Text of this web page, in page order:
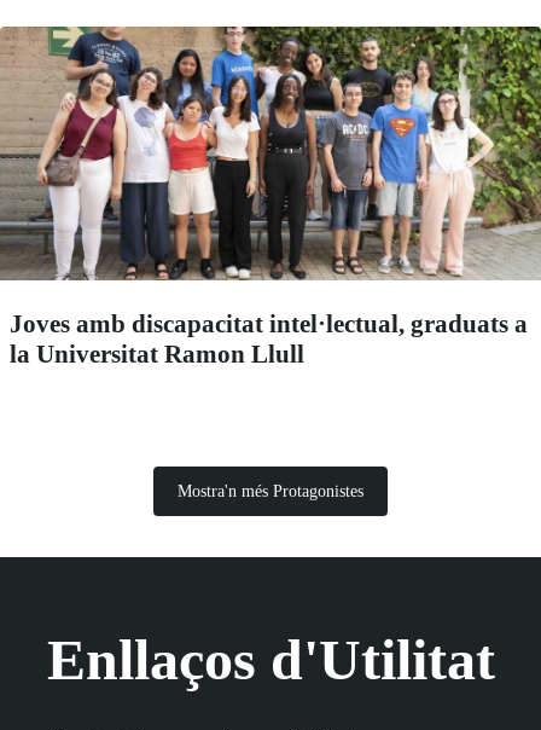
Joves amb discapacitat intel·lectual, graduats a
la Universitat Ramon Llull
Mostra'n més Protagonistes
Enllaços d'Utilitat